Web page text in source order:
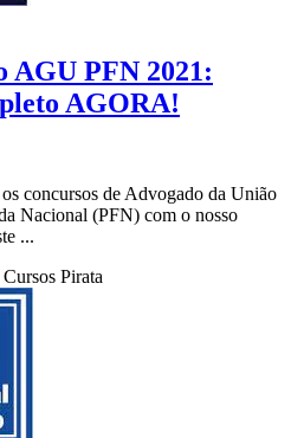
AGU PFN 2021:
AGORA!
concursos de Advogado da União
Nacional (PFN) com o nosso
...
Pirata